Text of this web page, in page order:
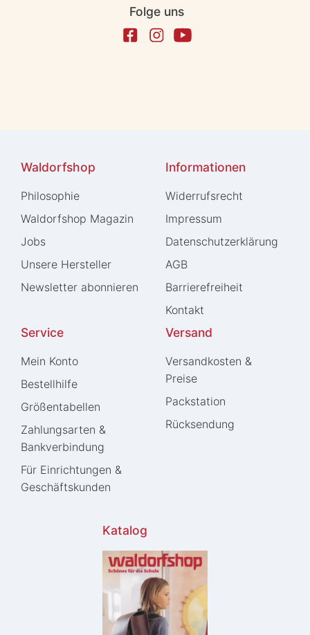
Folge uns
Waldorfshop
Philosophie
Waldorfshop Magazin
Jobs
Unsere Hersteller
Newsletter abonnieren
Informationen
Widerrufs­recht
Impressum
Daten­schutz­erklärung
AGB
Barrierefreiheit
Kontakt
Service
Mein Konto
Bestellhilfe
Größentabellen
Zahlungsarten &
Bankverbindung
Für Einrichtungen &
Geschäftskunden
Versand
Versandkosten &
Preise
Packstation
Rücksendung
Katalog